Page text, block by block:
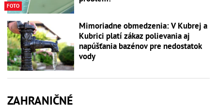
FOTO
Mimoriadne obmedzenia: V Kubrej a
Kubrici platí zákaz polievania aj
napúšťania bazénov pre nedostatok
vody
ZAHRANIČNÉ